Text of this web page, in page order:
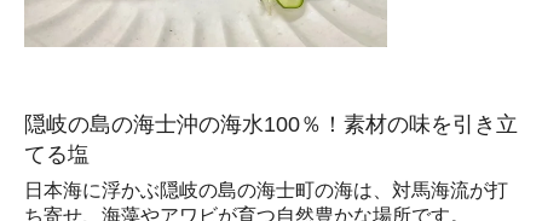
隠岐の島の海士沖の海水100％！素材の味を引き立
てる塩
日本海に浮かぶ隠岐の島の海士町の海は、対馬海流が打
ち寄せ、海藻やアワビが育つ自然豊かな場所です。